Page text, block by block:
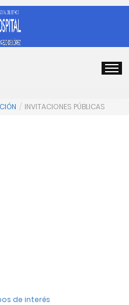
/ INVITACIONES PÚBLICAS
de interés